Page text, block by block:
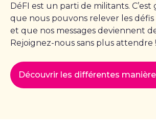
DéFI est un parti de militants. C’est
que nous pouvons relever les
et que nos messages deviennent
Rejoignez-nous sans plus attendre !
Découvrir les différentes